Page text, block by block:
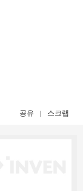
공유 스크랩